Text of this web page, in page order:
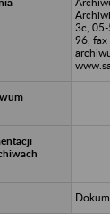
3c,
96, fax